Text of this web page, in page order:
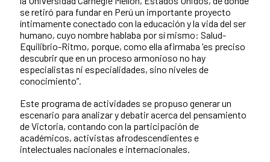
se retiró para fundar en Perú un importante proyecto
íntimamente conectado con la educación y la vida del ser
humano, cuyo nombre hablaba por sí mismo: Salud-
Equilibrio-Ritmo, porque, como ella afirmaba 'es preciso
descubrir que en un proceso armonioso no hay
especialistas ni especialidades, sino niveles de
conocimiento”.
Este programa de actividades se propuso generar un
escenario para analizar y debatir acerca del pensamiento
de Victoria, contando con la participación de
académicos, activistas afrodescendientes e
intelectuales nacionales e internacionales.